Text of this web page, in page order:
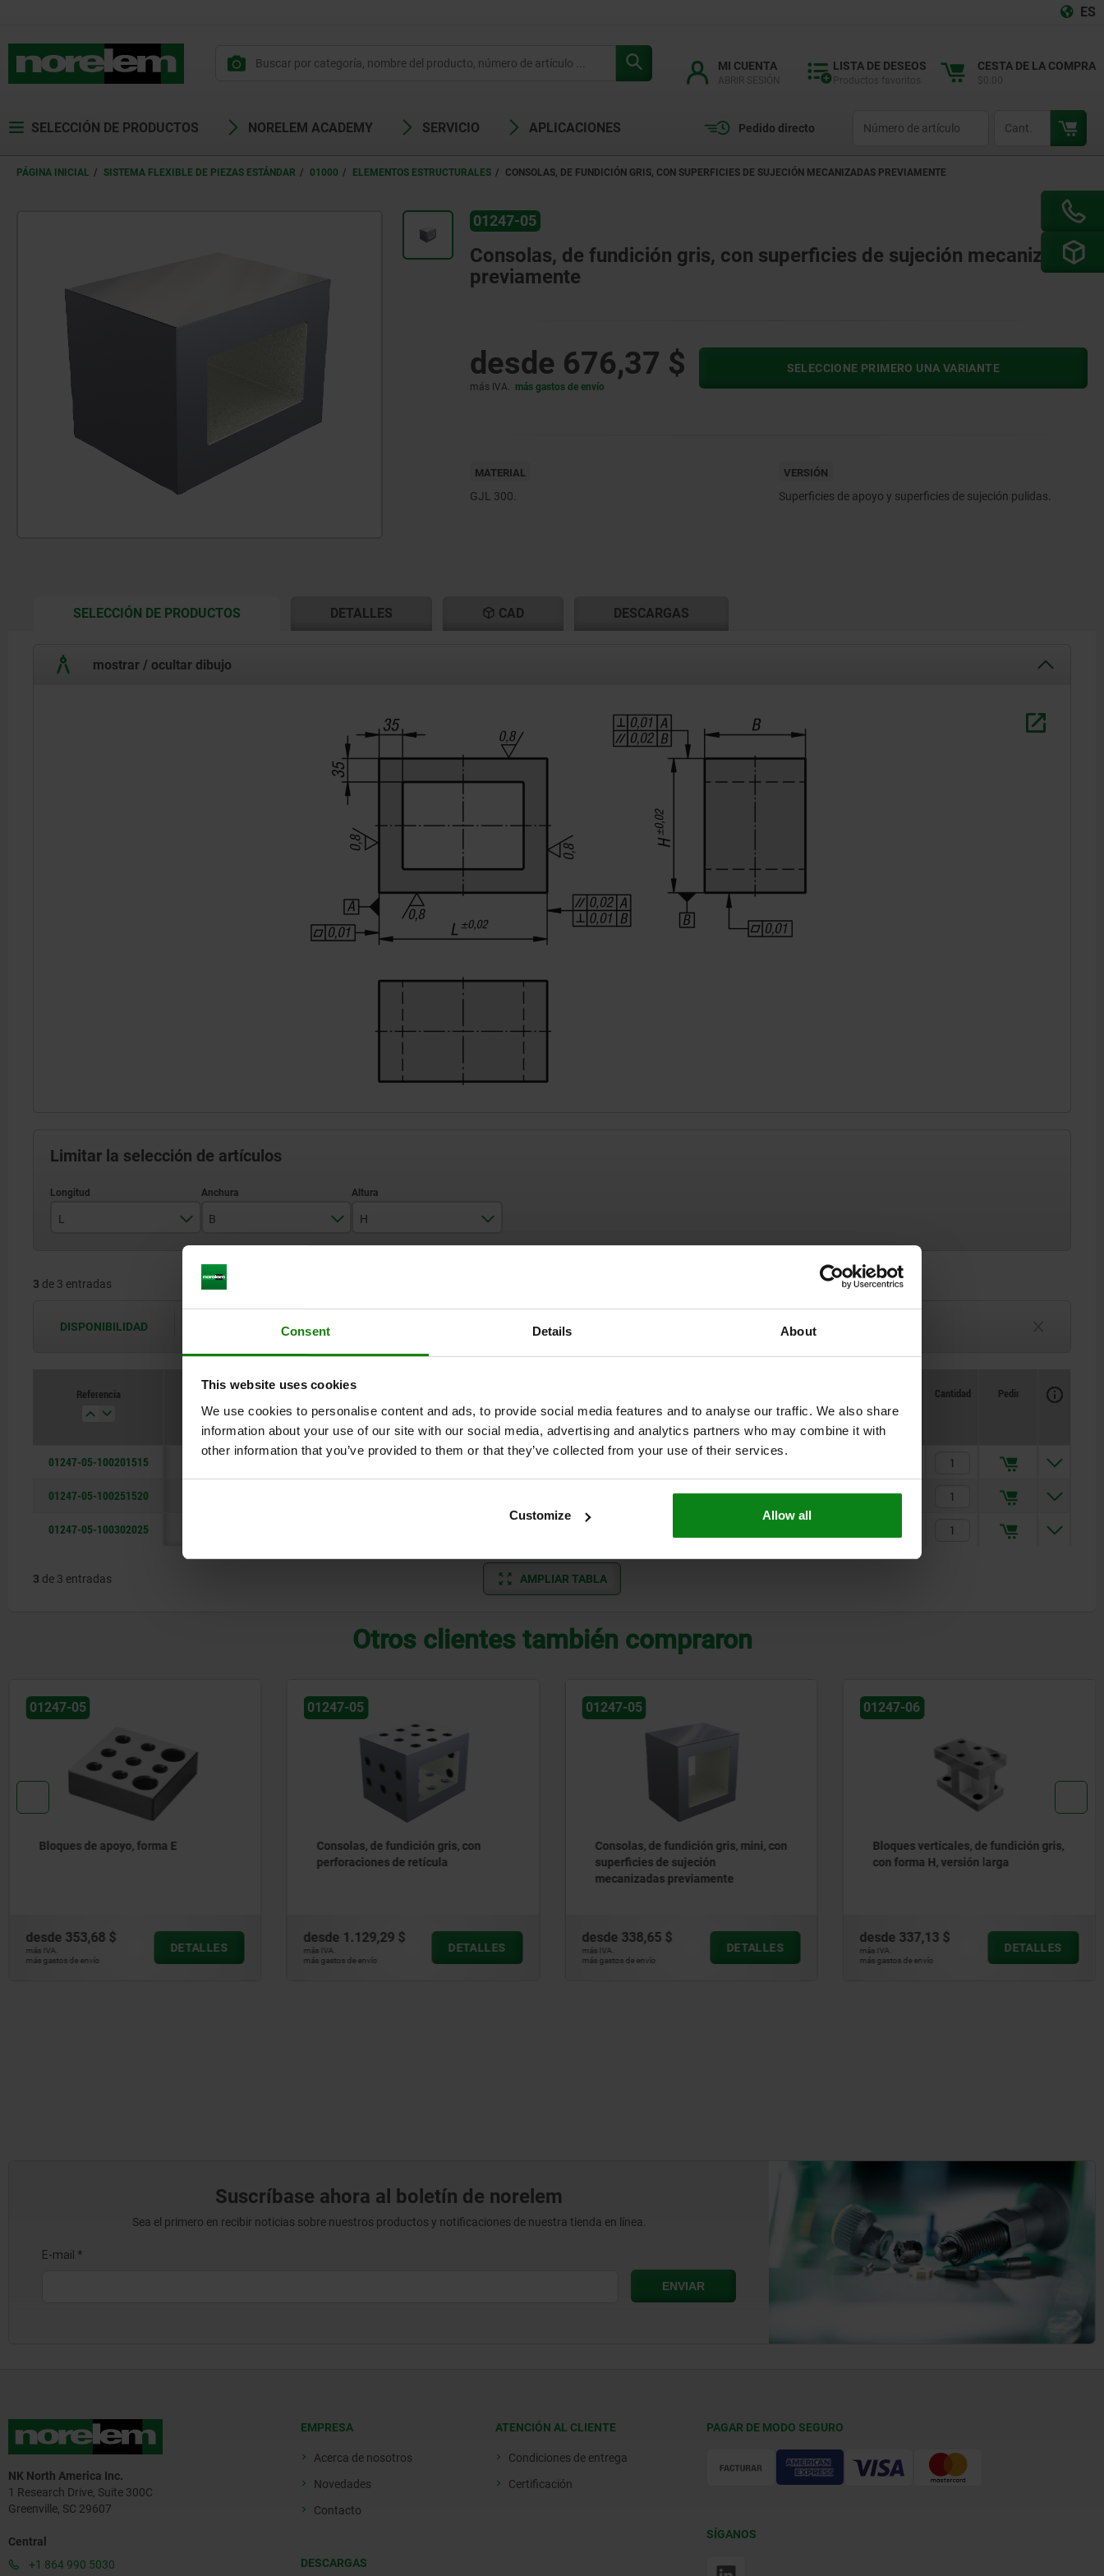
Consent Details About
This website uses cookies
We use cookies to personalise content and ads, to provide social media features and to analyse our traffic. We also share
information about your use of our site with our social media, advertising and analytics partners who may combine it with
other information that you’ve provided to them or that they’ve collected from your use of their services.
Customize Allow all
ES
MI CUENTA LISTA DE DESEOS CESTA DE LA COMPRA
SELECCIÓN DE PRODUCTOS NORELEM ACADEMY SERVICIO APLICACIONES Pedido directo
PÁGINA INICIAL SISTEMA FLEXIBLE DE PIEZAS ESTÁNDAR 01000 ELEMENTOS ESTRUCTURALES CONSOLAS, DE FUNDICIÓN GRIS, CON SUPERFICIES DE SUJECIÓN MECANIZADAS PREVIAMENTE
01247-05
Consolas, de fundición gris, con superficies de sujeción mecanizadas
previamente
desde 676,37 $
más IVA. más gastos de envío
SELECCIONE PRIMERO UNA VARIANTE
MATERIAL
GJL 300.
VERSIÓN
Superficies de apoyo y superficies de sujeción pulidas.
SELECCIÓN DE PRODUCTOSCURRENT
DETALLES CAD DESCARGAS
mostrar / ocultar dibujo
Limitar la selección de artículos
L
250
B H
3 de 3 entradas
DISPONIBILIDAD Las disponibilidades se actualizan varias veces al día a intervalos regulares.
Referencia
L
B H
Precio
Cantidad Pedir
01247-05-100201515
01247-05-100251520 932,22 $
01247-05-100302025
3 de 3 entradas AMPLIAR TABLA
Otros clientes también compraron
01247-05
Consolas, de fundición gris, con
desde 1.129,29 $
más IVA.
más gastos de envío
DETALLES
01247-05
Consolas, de fundición gris, mini, con
superficies de sujeción
desde 338,65 $
más IVA.
más gastos de envío
DETALLES
01247-06
Bloques verticales, de fundición gris,
con forma H, versión larga
desde 337,13 $
más IVA.
más gastos de envío
DETALLES
01245
Escuadras de sujeción, unilateral,
estrechas, de fundición gris, con
desde1.242,02 $
más IVA.
más gastos de envío
DETALLES
Suscríbase ahora al boletín de norelem
Sea el primero en recibir noticias sobre nuestros productos y notificaciones de nuestra tienda en línea.
NK North America Inc.
1 Research Drive, Suite 300C
Greenville, SC 29607
Central
+1 864 990 5030
EMPRESA
Acerca de nosotros
Novedades
Contacto
DESCARGAS
ATENCIÓN AL CLIENTE
Condiciones de entrega
Certificación
PAGAR DE MODO SEGURO
SÍGANOS